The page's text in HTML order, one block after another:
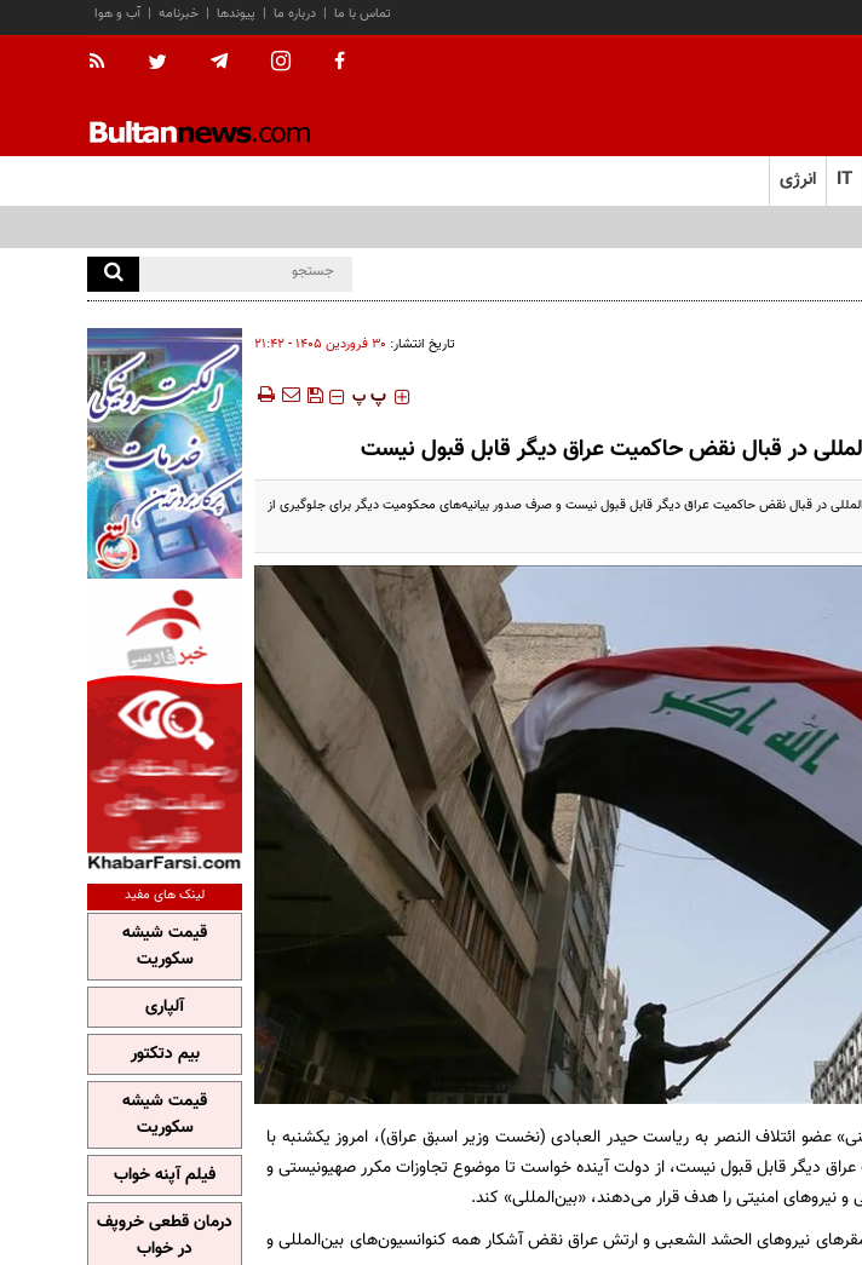
آب و هوا | خبرنامه | پیوندها | درباره ما | تماس با ما
IT انرژی
تاریخ انتشار: ۳۰ فروردين ۱۴۰۵ - ۲۱:۴۲
‍‍‍ پ پ
در قبال نقض حاکمیت عراق دیگر قابل قبول نیست
در قبال نقض حاکمیت عراق دیگر قابل قبول نیست و صرف صدور بیانیه‌های محکومیت دیگر برای جلوگیری از
عضو ائتلاف النصر به ریاست حیدر العبادی (نخست وزیر اسبق عراق)، امروز یکشنبه با
دیگر قابل قبول نیست، از دولت آینده خواست تا موضوع تجاوزات مکرر صهیونیستی و
نیروهای امنیتی را هدف قرار می‌دهند، «بین‌المللی» کند.
نیروهای الحشد الشعبی و ارتش عراق نقض آشکار همه کنوانسیون‌های بین‌المللی و
لینک های مفید
قیمت شیشه
سکوریت
آلپاری
بیم دتکتور
قیمت شیشه
سکوریت
فیلم آپنه خواب
درمان قطعی خروپف
در خواب